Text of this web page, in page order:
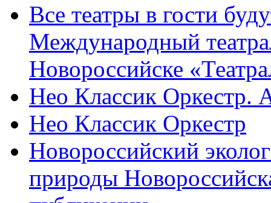
Все театры в гости
Международный
Новороссийске
Нео Классик Оркестр.
Нео Классик Оркестр
Новороссийский
природы